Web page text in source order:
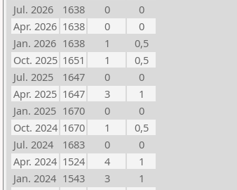
Jul. 2026
1638 0
0
Apr. 2026 1638 0
0
Jan. 2026 1638 1
0,5
Oct. 2025 1651 1
0,5
Jul. 2025
1647 0
0
Apr. 2025 1647 3
1
Jan. 2025 1670 0
0
Oct. 2024 1670 1
0,5
Jul. 2024
1683 0
0
Apr. 2024 1524 4
1
Jan. 2024 1543 3
1